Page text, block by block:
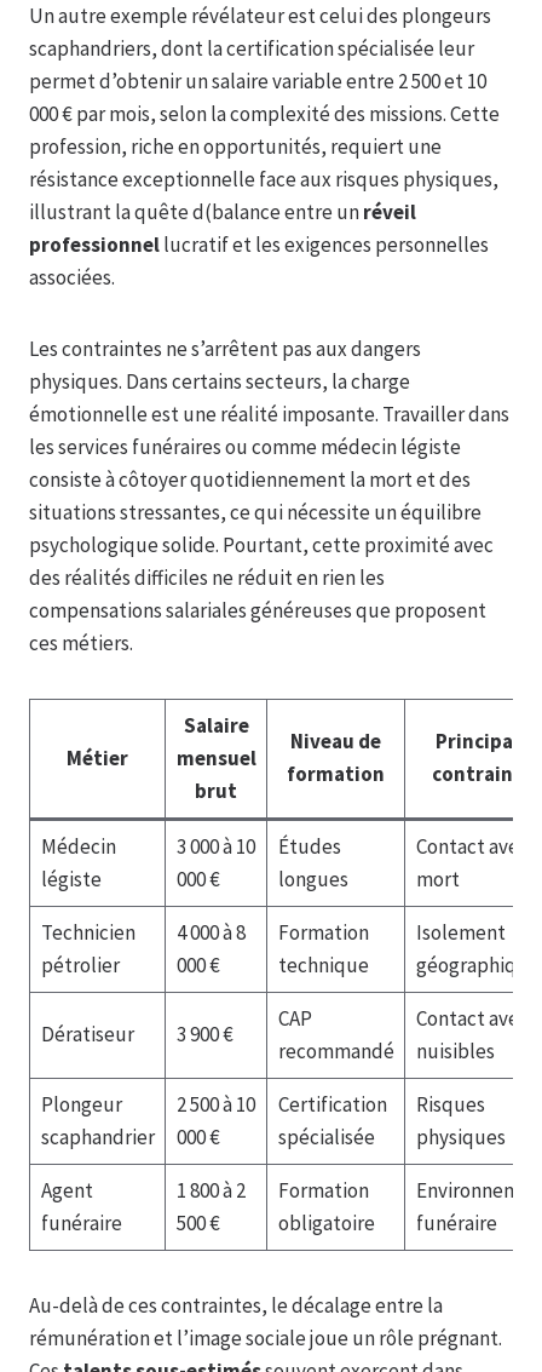
Un autre exemple révélateur est celui des plongeurs
scaphandriers, dont la certification spécialisée leur
permet d’obtenir un salaire variable entre 2 500 et 10
000 € par mois, selon la complexité des missions. Cette
profession, riche en opportunités, requiert une
résistance exceptionnelle face aux risques physiques,
illustrant la quête d(balance entre unréveil
professionnellucratif et les exigences personnelles
associées.
Les contraintes ne s’arrêtent pas aux dangers
physiques. Dans certains secteurs, la charge
émotionnelle est une réalité imposante. Travailler dans
les services funéraires ou comme médecin légiste
consiste à côtoyer quotidiennement la mort et des
situations stressantes, ce qui nécessite un équilibre
psychologique solide. Pourtant, cette proximité avec
des réalités difficiles ne réduit en rien les
compensations salariales généreuses que proposent
ces métiers.
Métier
Salaire
mensuel
brut
Niveau de
formation
Principale
contrainte
Médecin
légiste
3 000 à 10
000 €
Études
longues
Contact avec
mort
Technicien
pétrolier
4 000 à 8
000 €
Formation
technique
Isolement
géographique
Dératiseur 3 900 €
CAP
recommandé
Contact avec
nuisibles
Plongeur
scaphandrier
2 500 à 10
000 €
Certification
spécialisée
Risques
physiques
Agent
funéraire
1 800 à 2
500 €
Formation
obligatoire
funéraire
Au-delà de ces contraintes, le décalage entre la
rémunération et l’image sociale joue un rôle prégnant.